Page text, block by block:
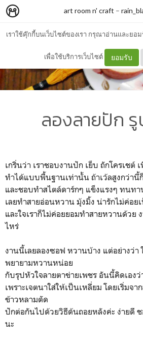
เราใช้คุ๊กกี้บนเว็บไซต์ของเรา กรุณาอ่านและยอ
เพื่อใช้บริการเว็บไซต์ ยอมรับ
art room n' craft –
ลองลายปัก รู
เกริ่นว่า เราชอบงานปัก เย็บ ถักโครเชต์
ทำได้แบบพื้นฐานเท่านั้น ถ้าเว้ลสูงกว่านี้
และชอบทำสไตล์ดาร์กๆ แข็งแรงๆ ทนทา
เลยทำสายอ่อนหวาน มุ้งมิ้ง น่ารักไม่ค่อย
และใจเราก็ไม่ค่อยยอมทำสายหวานด้วย
ไหร่
งานนี้เลยลองซอฟ หวานบ้าง แต่อย่างว่
พยายามหวานหน่อย
กับรุปหัวใจลายตาข่ายเพชร อันนี้คิดเองว่
เพราะเจตนาใส่ให้เป็นเหลี่ยม โดยเริ่มจา
ข้าวหลามตัด
ปักต่อกันไปด้วยวิธีด้นถอยหลังค่ะ ง่ายดี
นะ